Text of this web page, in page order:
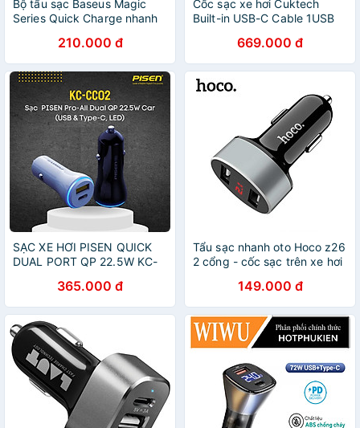
Bộ tẩu sạc Baseus Magic
Series Quick Charge nhanh
Hàng chính hãng
210.000 đ
Cốc sạc xe hơi Cuktech
Built-in USB-C Cable 1USB
Hàng chính hãng
669.000 đ
SẠC XE HƠI PISEN QUICK
DUAL PORT QP 22.5W KC-
Bảo Hành 18 tháng
365.000 đ
Tẩu sạc nhanh oto Hoco z26
2 cổng - cốc sạc trên xe hơi
chính hãng149.000 đ